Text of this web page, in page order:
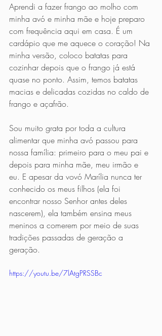
Aprendi a fazer frango ao molho com
minha avó e minha mãe e hoje preparo
com frequência aqui em casa. É um
cardápio que me aquece o coração! Na
minha versão, coloco batatas para
cozinhar depois que o frango já está
quase no ponto. Assim, temos batatas
macias e delicadas cozidas no caldo de
frango e açafrão.
Sou muito grata por toda a cultura
alimentar que minha avó passou para
nossa família: primeiro para o meu pai e
depois para minha mãe, meu irmão e
eu. E apesar da vovó Marília nunca ter
conhecido os meus filhos (ela foi
encontrar nosso Senhor antes deles
nascerem), ela também ensina meus
meninos a comerem por meio de suas
tradições passadas de geração a
geração.
https://youtu.be/7lAtgPRSSBc